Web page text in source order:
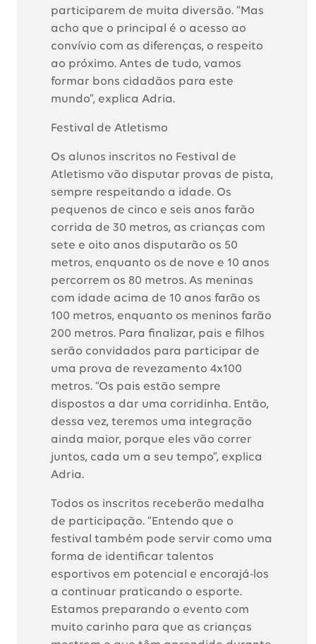
participarem de muita diversão. “Mas
acho que o principal é o acesso ao
convívio com as diferenças, o respeito
ao próximo. Antes de tudo, vamos
formar bons cidadãos para este
mundo”, explica Adria.
Festival de Atletismo
Os alunos inscritos no Festival de
Atletismo vão disputar provas de pista,
sempre respeitando a idade. Os
pequenos de cinco e seis anos farão
corrida de 30 metros, as crianças com
sete e oito anos disputarão os 50
metros, enquanto os de nove e 10 anos
percorrem os 80 metros. As meninas
com idade acima de 10 anos farão os
100 metros, enquanto os meninos farão
200 metros. Para finalizar, pais e filhos
serão convidados para participar de
uma prova de revezamento 4x100
metros. “Os pais estão sempre
dispostos a dar uma corridinha. Então,
dessa vez, teremos uma integração
ainda maior, porque eles vão correr
juntos, cada um a seu tempo”, explica
Adria.
Todos os inscritos receberão medalha
de participação. “Entendo que o
festival também pode servir como uma
forma de identificar talentos
esportivos em potencial e encorajá-los
a continuar praticando o esporte.
Estamos preparando o evento com
muito carinho para que as crianças